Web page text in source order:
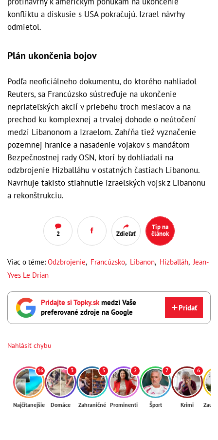
konfliktu a diskusie s USA pokračujú. Izrael návrhy
odmietol.
Plán ukončenia bojov
Podľa neoficiálneho dokumentu, do ktorého nahliadol
Reuters, sa Francúzsko sústreďuje na ukončenie
nepriateľských akcií v priebehu troch mesiacov a na
prechod ku komplexnej a trvalej dohode o neútočení
medzi Libanonom a Izraelom. Zahŕňa tiež vyznačenie
pozemnej hranice a nasadenie vojakov s mandátom
Bezpečnostnej rady OSN, ktorí by dohliadali na
odzbrojenie Hizballáhu v ostatných častiach Libanonu.
Navrhuje takisto stiahnutie izraelských vojsk z Libanonu
a rekonštrukciu.
2 Zdieľať
Tip na
článok
Viac o téme: Odzbrojenie, Francúzsko, Libanon, Hizballáh,Jean-
Yves Le Drian
Pridajte si Topky.skmedzi Vaše
preferované zdroje na Google
Pridať
Nahlásiť chybu
16
Najčítanejšie
3
Domáce
5
Zahraničné
2
Prominenti
7
Šport
6
Krimi